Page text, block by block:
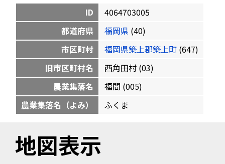
ID
4064703005
都道府県
福岡県 (40)
市区町村
福岡県築上郡築上町 (647)
旧市区町村名
西角田村 (03)
農業集落名
福間 (005)
農業集落名（よみ）
ふくま
地図表示